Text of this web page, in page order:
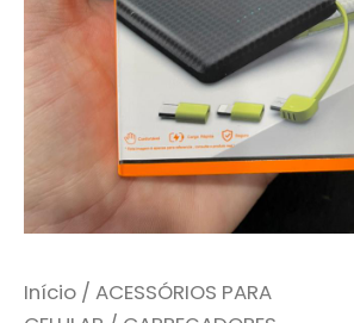
Início / ACESSÓRIOS PARA